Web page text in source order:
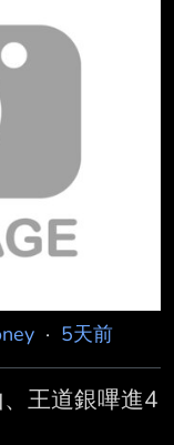
喵的比賽鬧鐘
· 5天前
王道銀嗶進4